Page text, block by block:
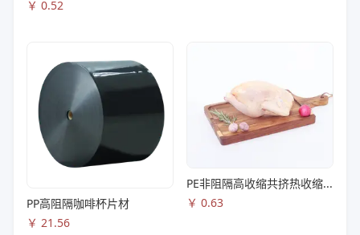
￥ 0.52
PP高阻隔咖啡杯片材
￥ 21.56
PE非阻隔高收缩共挤热收缩膜S83
￥ 0.63